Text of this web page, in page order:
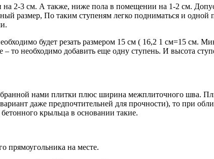
2-3 см. А также, ниже пола в помещении на 1-2 см.
размер, По таким ступеням легко подниматься и одной
будет резать размером 15 см ( 16,2 1 см=15
то необходимо добавить еще одну ступень. И высота
нами плитки плюс ширина межплиточного шва.
даже предпочтительней для прочности), то при
крыльца в основании такие.
прямоугольника на месте.